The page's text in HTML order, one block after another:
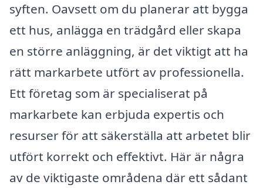
syften. Oavsett om du planerar att bygga
ett hus, anlägga en trädgård eller skapa
en större anläggning, är det viktigt att ha
rätt markarbete utfört av professionella.
Ett företag som är specialiserat på
markarbete kan erbjuda expertis och
resurser för att säkerställa att arbetet blir
utfört korrekt och effektivt. Här är några
av de viktigaste områdena där ett sådant